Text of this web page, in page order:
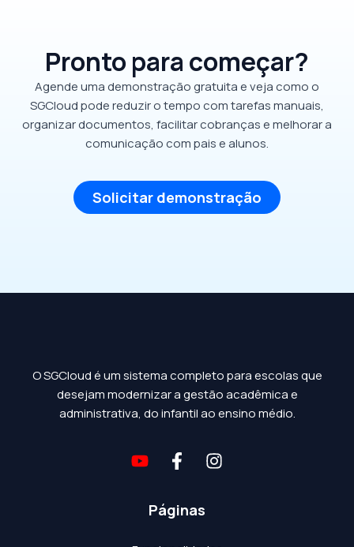
Pronto para começar?
Agende uma demonstração gratuita e veja como o
SGCloud pode reduzir o tempo com tarefas manuais,
organizar documentos, facilitar cobranças e melhorar a
comunicação com pais e alunos.
Solicitar demonstração
O SGCloud é um sistema completo para escolas que
desejam modernizar a gestão acadêmica e
administrativa, do infantil ao ensino médio.
Páginas